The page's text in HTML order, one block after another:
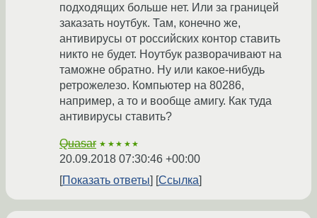
подходящих больше нет. Или за границей
заказать ноутбук. Там, конечно же,
антивирусы от российских контор ставить
никто не будет. Ноутбук разворачивают на
таможне обратно. Ну или какое-нибудь
ретрожелезо. Компьютер на 80286,
например, а то и вообще амигу. Как туда
антивирусы ставить?
Quasar ★★★★★
20.09.2018 07:30:46 +00:00
Показать ответы
Ссылка